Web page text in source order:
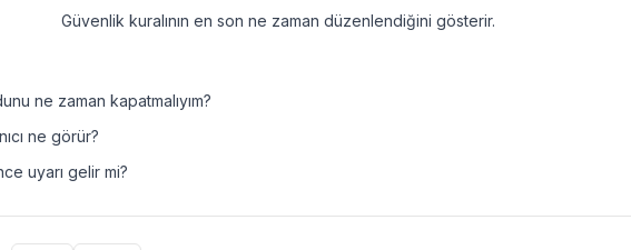
Güvenlik kuralının en son ne zaman düzenlendiğini gösterir.
ne zaman kapatmalıyım?
ne görür?
uyarı gelir mi?